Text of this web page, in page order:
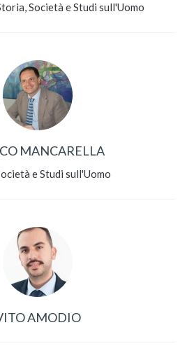
Società e Studi sull'Uomo
MANCARELLA
e Studi sull'Uomo
AMODIO